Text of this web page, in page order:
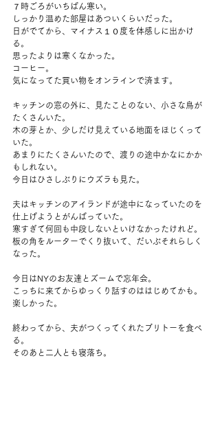
７時ごろがいちばん寒い。
しっかり温めた部屋はあついくらいだった。
日がでてから、マイナス１０度を体感しに出かけ
る。
思ったよりは寒くなかった。
コーヒー。
気になってた買い物をオンラインで済ます。
キッチンの窓の外に、見たことのない、小さな鳥が
たくさんいた。
木の芽とか、少しだけ見えている地面をほじくって
いた。
あまりにたくさんいたので、渡りの途中かなにかか
もしれない。
今日はひさしぶりにウズラも見た。
夫はキッチンのアイランドが途中になっていたのを
仕上げようとがんばっていた。
寒すぎて何回も中段しないといけなかったけれど。
板の角をルーターでくり抜いて、だいぶそれらしく
なった。
今日はNYのお友達とズームで忘年会。
こっちに来てからゆっくり話すのははじめてかも。
楽しかった。
終わってから、夫がつくってくれたブリトーを食べ
る。
そのあと二人とも寝落ち。